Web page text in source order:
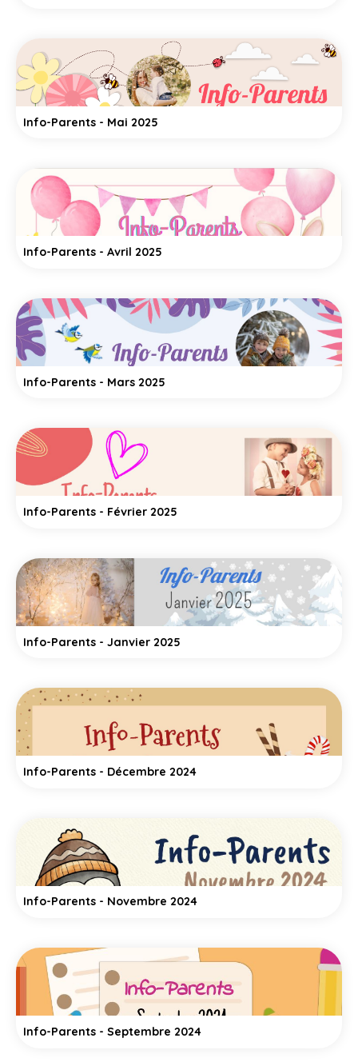
Info-Parents - Mai 2025
Info-Parents - Avril 2025
Info-Parents - Mars 2025
Info-Parents - Février 2025
Info-Parents - Janvier 2025
Info-Parents - Décembre 2024
Info-Parents - Novembre 2024
Info-Parents - Septembre 2024